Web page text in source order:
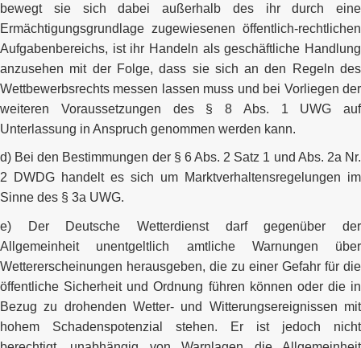
bewegt sie sich dabei außerhalb des ihr durch eine
Ermächtigungsgrundlage zugewiesenen öffentlich-rechtlichen
Aufgabenbereichs, ist ihr Handeln als geschäftliche Handlung
anzusehen mit der Folge, dass sie sich an den Regeln des
Wettbewerbsrechts messen lassen muss und bei Vorliegen der
weiteren Voraussetzungen des § 8 Abs. 1 UWG auf
Unterlassung in Anspruch genommen werden kann.
d) Bei den Bestimmungen der § 6 Abs. 2 Satz 1 und Abs. 2a Nr.
2 DWDG handelt es sich um Marktverhaltensregelungen im
Sinne des § 3a UWG.
e) Der Deutsche Wetterdienst darf gegenüber der
Allgemeinheit unentgeltlich amtliche Warnungen über
Wettererscheinungen herausgeben, die zu einer Gefahr für die
öffentliche Sicherheit und Ordnung führen können oder die in
Bezug zu drohenden Wetter- und Witterungsereignissen mit
hohem Schadenspotenzial stehen. Er ist jedoch nicht